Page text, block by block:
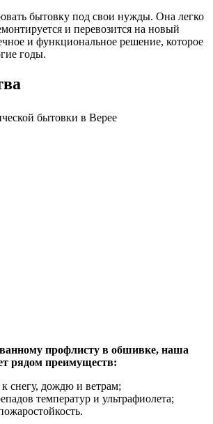
бытовку под свои нужды. Она легко
и перевозится на новый
и функциональное решение, которое
годы.
профлисту в обшивке, наша
рядом преимуществ:
к снегу, дождю и ветрам;
температур и ультрафиолета;